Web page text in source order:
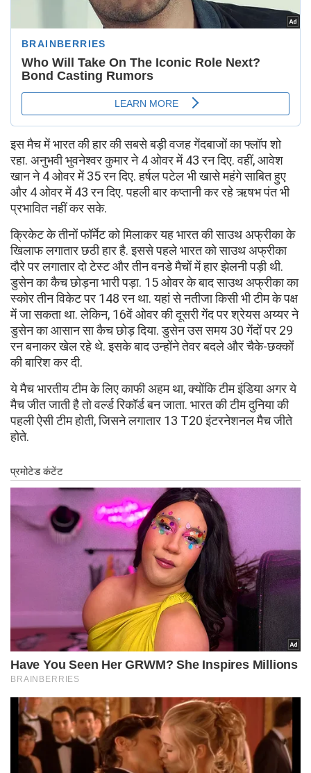
इस मैच में भारत की हार की सबसे बड़ी वजह गेंदबाजों का फ्लॉप शो
रहा. अनुभवी भुवनेश्वर कुमार ने 4 ओवर में 43 रन दिए. वहीं, आवेश
खान ने 4 ओवर में 35 रन दिए. हर्षल पटेल भी खासे महंगे साबित हुए
और 4 ओवर में 43 रन दिए. पहली बार कप्तानी कर रहे ऋषभ पंत भी
प्रभावित नहीं कर सके.
क्रिकेट के तीनों फॉर्मेट को मिलाकर यह भारत की साउथ अफ्रीका के
खिलाफ लगातार छठी हार है. इससे पहले भारत को साउथ अफ्रीका
दौरे पर लगातार दो टेस्ट और तीन वनडे मैचों में हार झेलनी पड़ी थी.
डुसेन का कैच छोड़ना भारी पड़ा. 15 ओवर के बाद साउथ अफ्रीका का
स्कोर तीन विकेट पर 148 रन था. यहां से नतीजा किसी भी टीम के पक्ष
में जा सकता था. लेकिन, 16वें ओवर की दूसरी गेंद पर श्रेयस अय्यर ने
डुसेन का आसान सा कैच छोड़ दिया. डुसेन उस समय 30 गेंदों पर 29
रन बनाकर खेल रहे थे. इसके बाद उन्होंने तेवर बदले और चैके-छक्कों
की बारिश कर दी.
ये मैच भारतीय टीम के लिए काफी अहम था, क्योंकि टीम इंडिया अगर ये
मैच जीत जाती है तो वर्ल्ड रिकॉर्ड बन जाता. भारत की टीम दुनिया की
पहली ऐसी टीम होती, जिसने लगातार 13 T20 इंटरनेशनल मैच जीते
होते.